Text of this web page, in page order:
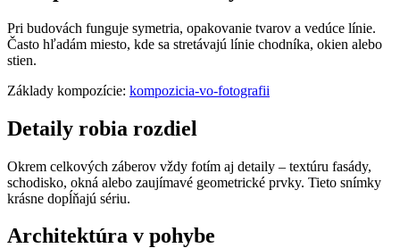
Pri budovách funguje symetria, opakovanie tvarov a vedúce línie.
Často hľadám miesto, kde sa stretávajú línie chodníka, okien alebo
stien.
Základy kompozície: kompozicia-vo-fotografii
Detaily robia rozdiel
Okrem celkových záberov vždy fotím aj detaily – textúru fasády,
schodisko, okná alebo zaujímavé geometrické prvky. Tieto snímky
krásne dopĺňajú sériu.
Architektúra v pohybe